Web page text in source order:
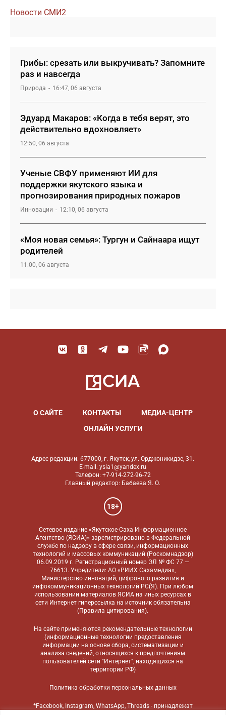
Новости СМИ2
Грибы: срезать или выкручивать? Запомните
раз и навсегда
Природа 16:47, 06 августа
Эдуард Макаров: «Когда в тебя верят, это
действительно вдохновляет»
12:50, 06 августа
Ученые СВФУ применяют ИИ для
поддержки якутского языка и
прогнозирования природных пожаров
Инновации 12:10, 06 августа
«Моя новая семья»: Тургун и Сайнаара ищут
родителей
11:00, 06 августа
О САЙТЕ КОНТАКТЫ
МЕДИА-ЦЕНТР
ОНЛАЙН УСЛУГИ
Адрес редакции: 677000, г. Якутск, ул. Орджоникидзе, 31.
E-mail: ysia1@yandex.ru
Телефон: +7-914-272-96-72
Главный редактор: Бабаева Я. О.
18+
Сетевое издание «Якутское-Саха Информационное
Агентство (ЯСИА)» зарегистрировано в Федеральной
службе по надзору в сфере связи, информационных
технологий и массовых коммуникаций (Роскомнадзор)
06.09.2019 г. Регистрационный номер ЭЛ № ФС 77 —
76613. Учредители: АО «РИИХ Сахамедиа»,
Министерство инноваций, цифрового развития и
инфокоммуникационных технологий РС(Я). При любом
использовании материалов ЯСИА на иных ресурсах в
сети Интернет гиперссылка на источник обязательна
(Правила цитирования).
На сайте применяются рекомендательные технологии
(информационные технологии предоставления
информации на основе сбора, систематизации и
анализа сведений, относящихся к предпочтениям
пользователей сети "Интернет", находящихся на
территории РФ)
Политика обработки персональных данных
*Facebook, Instagram, WhatsApp, Threads - принадлежат